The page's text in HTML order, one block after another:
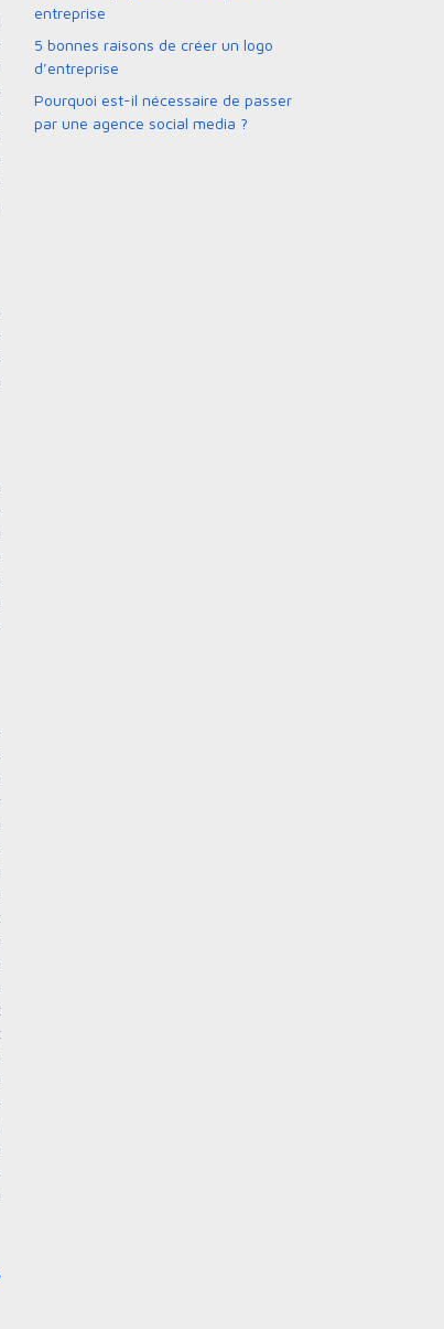
entreprise
5 bonnes raisons de créer un logo
d’entreprise
Pourquoi est-il nécessaire de passer
par une agence social media ?